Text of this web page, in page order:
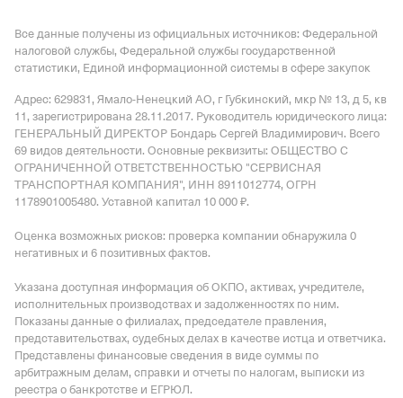
Все данные получены из официальных источников: Федеральной
налоговой службы, Федеральной службы государственной
статистики, Единой информационной системы в сфере закупок
Адрес: 629831, Ямало-Ненецкий АО, г Губкинский, мкр № 13, д 5, кв
11, зарегистрирована 28.11.2017. Руководитель юридического лица:
ГЕНЕРАЛЬНЫЙ ДИРЕКТОР Бондарь Сергей Владимирович. Всего
69 видов деятельности. Основные реквизиты: ОБЩЕСТВО С
ОГРАНИЧЕННОЙ ОТВЕТСТВЕННОСТЬЮ "СЕРВИСНАЯ
ТРАНСПОРТНАЯ КОМПАНИЯ", ИНН 8911012774, ОГРН
1178901005480. Уставной капитал 10 000 ₽.
Оценка возможных рисков: проверка компании обнаружила 0
негативных и 6 позитивных фактов.
Указана доступная информация об ОКПО, активах, учредителе,
исполнительных производствах и задолженностях по ним.
Показаны данные о филиалах, председателе правления,
представительствах, судебных делах в качестве истца и ответчика.
Представлены финансовые сведения в виде суммы по
арбитражным делам, справки и отчеты по налогам, выписки из
реестра о банкротстве и ЕГРЮЛ.